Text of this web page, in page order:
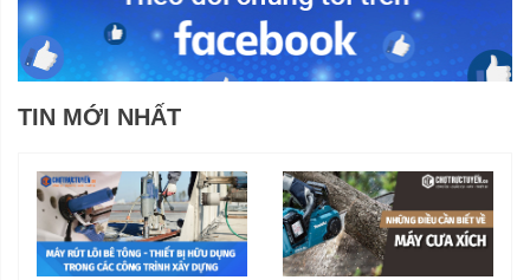
Súng phun ngắn, chỉnh được tia nước
Dòng máy HRX713 có đầu súng phun ngắn nên có thể len
lỏi và làm sạch các khe hẹp. Súng phun còn có thể điều
TIN MỚI NHẤT